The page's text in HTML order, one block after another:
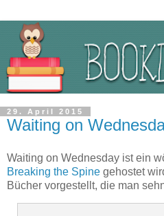
29. April 2015
Waiting on
Waiting on Wednesday ist ein
Breaking the Spine gehostet
Bücher vorgestellt, die man